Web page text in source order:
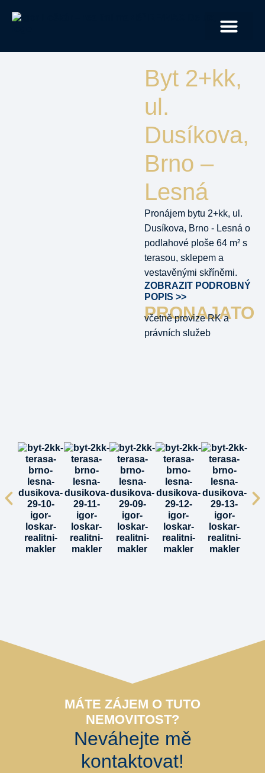
Byt 2+kk,
ul.
Dusíkova,
Brno –
Lesná
Pronájem bytu 2+kk, ul.
Dusíkova, Brno - Lesná o
podlahové ploše 64 m² s
terasou, sklepem a
vestavěnými skříněmi.
ZOBRAZIT PODROBNÝ
POPIS >>
PRONAJATO
včetně provize RK a
právních služeb
MÁTE ZÁJEM O TUTO
NEMOVITOST?
Neváhejte mě
kontaktovat!